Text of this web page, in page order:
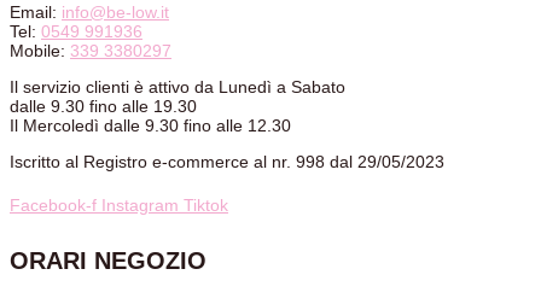
Email: info@be-low.it
Tel: 0549 991936
Mobile: 339 3380297
Il servizio clienti è attivo da Lunedì a Sabato
dalle 9.30 fino alle 19.30
Il Mercoledì dalle 9.30 fino alle 12.30
Iscritto al Registro e-commerce al nr. 998 dal 29/05/2023
Facebook-f Instagram Tiktok
ORARI NEGOZIO